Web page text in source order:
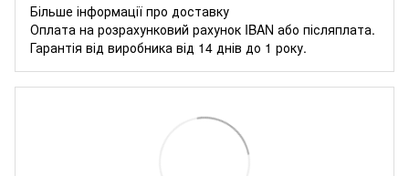
Більше інформації про доставку
Оплата на розрахунковий рахунок IBAN або післяплата.
Гарантія від виробника від 14 днів до 1 року.